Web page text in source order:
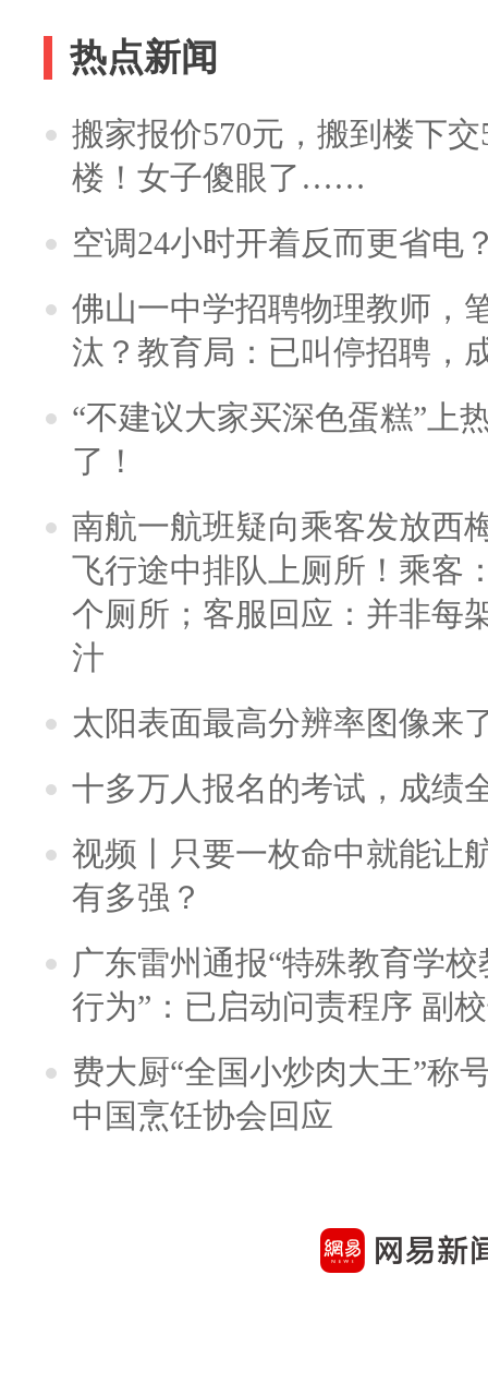
热点新闻
搬家报价570元，搬到楼下
楼！女子傻眼了……
空调24小时开着反而更省电
佛山一中学招聘物理教师，
汰？教育局：已叫停招聘，
“不建议大家买深色蛋糕”上
了！
南航一航班疑向乘客发放西
飞行途中排队上厕所！乘客
个厕所；客服回应：并非每
汁
太阳表面最高分辨率图像来
十多万人报名的考试，成绩
视频丨只要一枚命中就能让
有多强？
广东雷州通报“特殊教育学
行为”：已启动问责程序 副
费大厨“全国小炒肉大王”称
中国烹饪协会回应